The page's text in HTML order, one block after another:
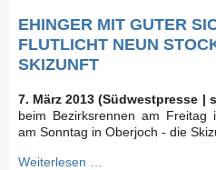
EHINGER MIT GUTER
FLUTLICHT NEUN
SKIZUNFT
7. März 2013 (Südwestpresse |
beim Bezirksrennen am Freitag
am Sonntag in Oberjoch - die
Weiterlesen …